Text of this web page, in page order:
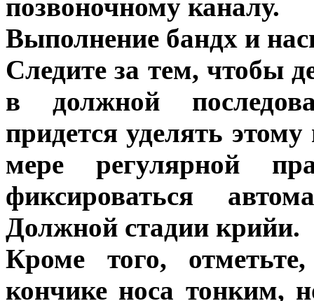
позвоночному каналу.
Выполнение бандх и
Следите за тем, чтобы
в должной
придется уделять
мере регулярной
фиксироваться
Должной стадии крийи.
Кроме того,
кончике носа тонким,